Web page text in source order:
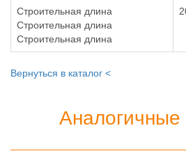
Строительная длина
Строительная длина
Строительная длина
Вернуться в каталог <
Аналогичные